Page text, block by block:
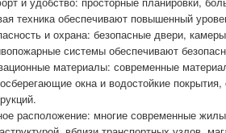
техника обеспечивают повышенный
и охрана: безопасные двери,
системы обеспечивают
материалы: современные
окна и водостойкие
расположение: многие современные